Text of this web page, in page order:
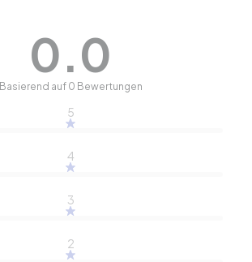
0.0
Basierend auf 0 Bewertungen
5
4
3
2